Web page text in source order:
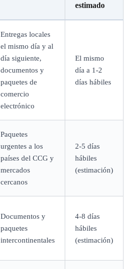
estimado
Entregas locales
el mismo día y al
día siguiente,
documentos y
paquetes de
comercio
electrónico
El mismo
día a 1-2
días hábiles
Paquetes
urgentes a los
países del CCG y
mercados
cercanos
2-5 días
hábiles
(estimación)
Documentos y
paquetes
intercontinentales
4-8 días
hábiles
(estimación)